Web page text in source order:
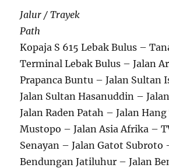
Jalur / Trayek
Path
Kopaja S 615 Lebak Bulus –
Terminal Lebak Bulus – Jalan
Prapanca Buntu – Jalan Sultan
Jalan Sultan Hasanuddin –
Jalan Raden Patah – Jalan
Mustopo – Jalan Asia Afrika –
Senayan – Jalan Gatot Subroto
Bendungan Jatiluhur – Jalan